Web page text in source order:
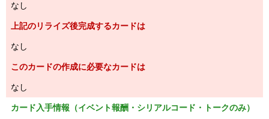
なし
上記のリライズ後完成するカードは
なし
このカードの作成に必要なカードは
なし
カード入手情報（イベント報酬・シリアルコード・トークのみ）